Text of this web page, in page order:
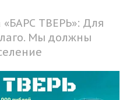
ТВЕРЬ»: Для
Мы должны